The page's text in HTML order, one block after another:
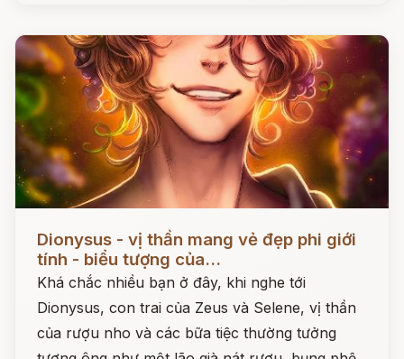
Dionysus - vị thần mang vẻ đẹp phi giới
tính - biểu tượng của...
Khá chắc nhiều bạn ở đây, khi nghe tới
Dionysus, con trai của Zeus và Selene, vị thần
của rượu nho và các bữa tiệc thường tưởng